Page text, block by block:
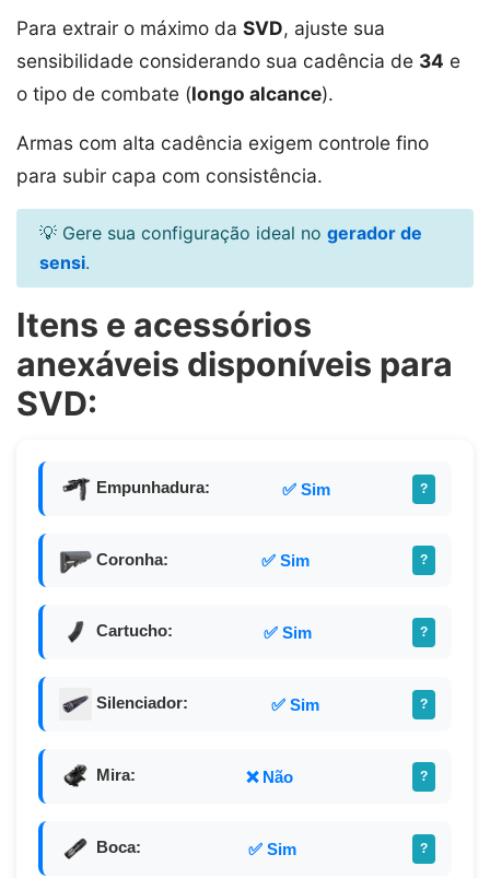
Para extrair o máximo da SVD, ajuste sua
sensibilidade considerando sua cadência de 34 e
o tipo de combate (longo alcance).
Armas com alta cadência exigem controle fino
para subir capa com consistência.
💡 Gere sua configuração ideal no gerador de
sensi.
Itens e acessórios
anexáveis disponíveis para
SVD:
Empunhadura: ✅ Sim ?
Coronha: ✅ Sim ?
Cartucho: ✅ Sim ?
Silenciador: ✅ Sim ?
Mira: ❌ Não ?
Boca: ✅ Sim ?